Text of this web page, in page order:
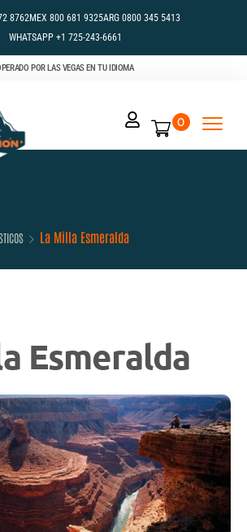
8762MEX 800 681 9325ARG 0800 345 5413
WHATSAPP +1 725-243-6661
POR LAS VEGAS EN TU IDIOMA
0
La Milla Esmeralda
Esmeralda